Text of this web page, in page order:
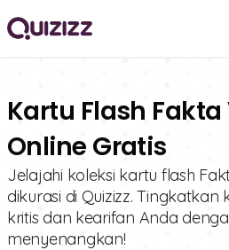
Kartu Flash Fakta
Online Gratis
Jelajahi koleksi kartu flash
dikurasi di Quizizz.
kritis dan kearifan Anda
menyenangkan!